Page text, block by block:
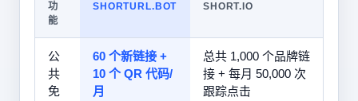
功
能
SHORTURL.BOT SHORT.IO
公
共
免
60 个新链接 +
10 个 QR 代码/
月
总共 1,000 个品牌链
接 + 每月 50,000 次
跟踪点击